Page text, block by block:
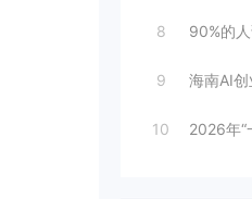
8 90%的人误
9 海南AI创业
10 2026年“一